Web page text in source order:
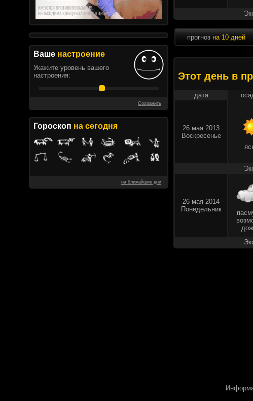
Ваше настроение
Укажите уровень вашего
настроения:
Сохранить
Гороскоп на сегодня
на ближайшие дни
прогноз на 10 дней
Этот день в
дата
26 мая 2013
Воскресенье
26 мая 2014
Понедельник